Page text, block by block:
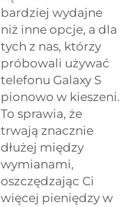
bardziej wydajne
niż inne opcje, a dla
tych z nas, którzy
próbowali używać
telefonu Galaxy S
pionowo w kieszeni.
To sprawia, że
trwają znacznie
dłużej między
wymianami,
oszczędzając Ci
więcej pieniędzy w